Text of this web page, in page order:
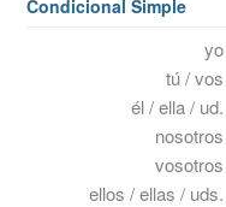
Condicional Simple
yo
tú / vos
él / ella / ud.
nosotros
vosotros
ellos / ellas / uds.